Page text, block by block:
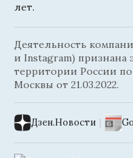
лет.
Деятельность
и Instagram) признана
территории России
Москвы от 21.03.2022.
Дзен.Новости |